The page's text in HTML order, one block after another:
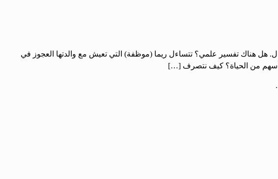
هل هناك تفسير علمي؟ تتساءل ريما (موظفة) التي تعيش مع والدتها العجوز في
من الحياة؟ كيف نتصرف […]